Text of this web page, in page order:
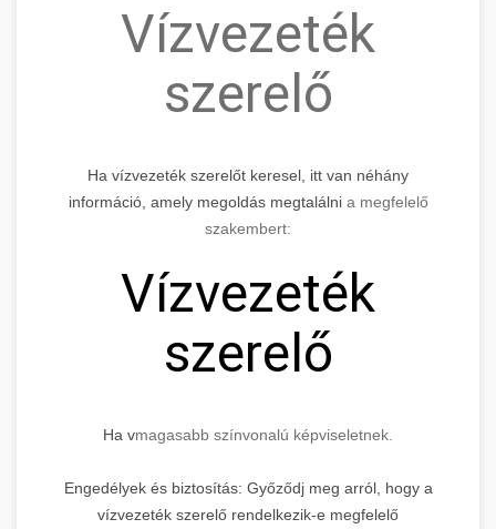
Vízvezeték
szerelő
Ha vízvezeték szerelőt keresel, itt van néhány
információ, amely megoldás megtalálnia megfelelő
szakembert:
Vízvezeték
szerelő
Ha vmagasabb színvonalú képviseletnek.
Engedélyek és biztosítás: Győződj meg arról, hogy a
vízvezeték szerelő rendelkezik-e megfelelő